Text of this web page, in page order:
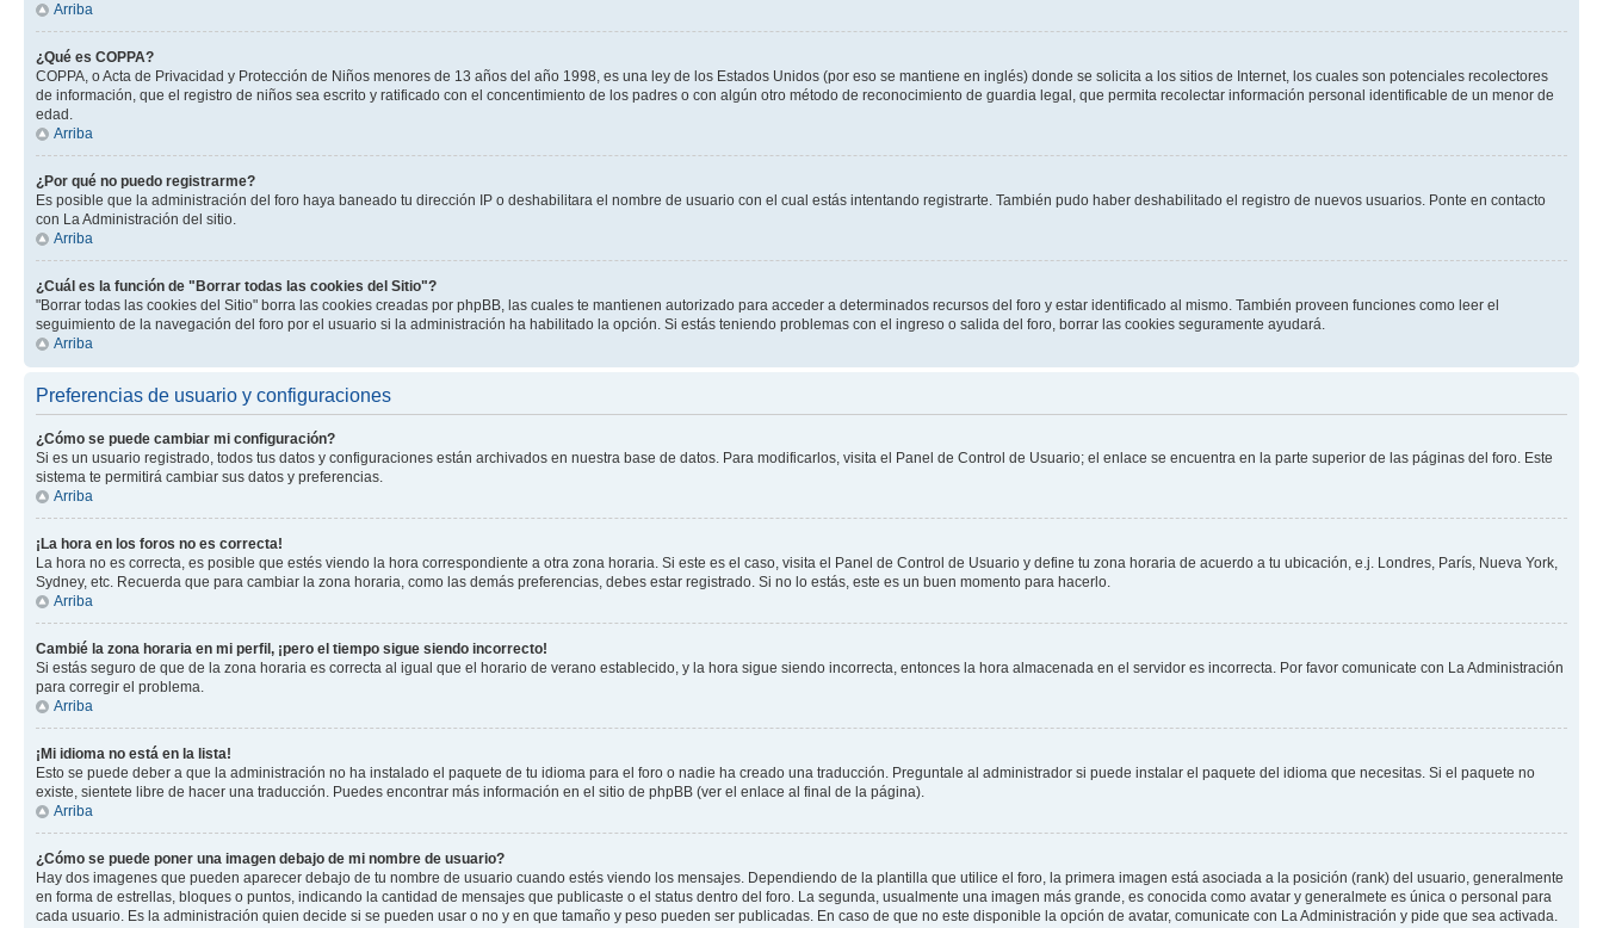
Arriba
¿Qué es COPPA?
COPPA, o Acta de Privacidad y Protección de Niños menores de 13 años del año 1998, es una ley de los Estados Unidos (por eso se mantiene en inglés) donde se solicita a los sitios de Internet, los cuales son potenciales recolectores
de información, que el registro de niños sea escrito y ratificado con el concentimiento de los padres o con algún otro método de reconocimiento de guardia legal, que permita recolectar información personal identificable de un menor de
edad.
Arriba
¿Por qué no puedo registrarme?
Es posible que la administración del foro haya baneado tu dirección IP o deshabilitara el nombre de usuario con el cual estás intentando registrarte. También pudo haber deshabilitado el registro de nuevos usuarios. Ponte en contacto
con La Administración del sitio.
Arriba
¿Cuál es la función de "Borrar todas las cookies del Sitio"?
"Borrar todas las cookies del Sitio" borra las cookies creadas por phpBB, las cuales te mantienen autorizado para acceder a determinados recursos del foro y estar identificado al mismo. También proveen funciones como leer el
seguimiento de la navegación del foro por el usuario si la administración ha habilitado la opción. Si estás teniendo problemas con el ingreso o salida del foro, borrar las cookies seguramente ayudará.
Arriba
Preferencias de usuario y configuraciones
¿Cómo se puede cambiar mi configuración?
Si es un usuario registrado, todos tus datos y configuraciones están archivados en nuestra base de datos. Para modificarlos, visita el Panel de Control de Usuario; el enlace se encuentra en la parte superior de las páginas del foro. Este
sistema te permitirá cambiar sus datos y preferencias.
Arriba
¡La hora en los foros no es correcta!
La hora no es correcta, es posible que estés viendo la hora correspondiente a otra zona horaria. Si este es el caso, visita el Panel de Control de Usuario y define tu zona horaria de acuerdo a tu ubicación, e.j. Londres, París, Nueva York,
Sydney, etc. Recuerda que para cambiar la zona horaria, como las demás preferencias, debes estar registrado. Si no lo estás, este es un buen momento para hacerlo.
Arriba
Cambié la zona horaria en mi perfil, ¡pero el tiempo sigue siendo incorrecto!
Si estás seguro de que de la zona horaria es correcta al igual que el horario de verano establecido, y la hora sigue siendo incorrecta, entonces la hora almacenada en el servidor es incorrecta. Por favor comunicate con La Administración
para corregir el problema.
Arriba
¡Mi idioma no está en la lista!
Esto se puede deber a que la administración no ha instalado el paquete de tu idioma para el foro o nadie ha creado una traducción. Preguntale al administrador si puede instalar el paquete del idioma que necesitas. Si el paquete no
existe, sientete libre de hacer una traducción. Puedes encontrar más información en el sitio de phpBB (ver el enlace al final de la página).
Arriba
¿Cómo se puede poner una imagen debajo de mi nombre de usuario?
Hay dos imagenes que pueden aparecer debajo de tu nombre de usuario cuando estés viendo los mensajes. Dependiendo de la plantilla que utilice el foro, la primera imagen está asociada a la posición (rank) del usuario, generalmente
en forma de estrellas, bloques o puntos, indicando la cantidad de mensajes que publicaste o el status dentro del foro. La segunda, usualmente una imagen más grande, es conocida como avatar y generalmete es única o personal para
cada usuario. Es la administración quien decide si se pueden usar o no y en que tamaño y peso pueden ser publicadas. En caso de que no este disponible la opción de avatar, comunicate con La Administración y pide que sea activada.